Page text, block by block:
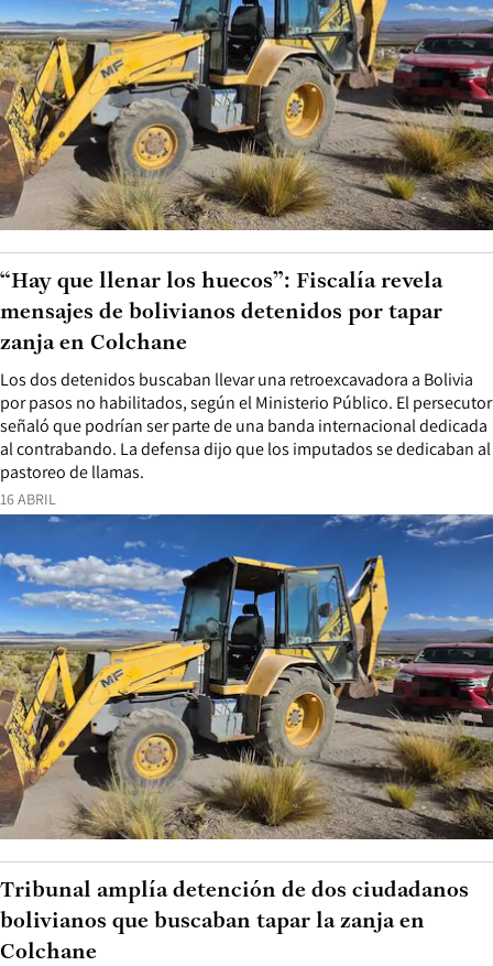
16 ABRIL
Los dos detenidos buscaban llevar una retroexcavadora a Bolivia
por pasos no habilitados, según el Ministerio Público. El persecutor
señaló que podrían ser parte de una banda internacional dedicada
al contrabando. La defensa dijo que los imputados se dedicaban al
pastoreo de llamas.
“Hay que llenar los huecos”: Fiscalía revela
mensajes de bolivianos detenidos por tapar
zanja en Colchane
Tribunal amplía detención de dos ciudadanos
bolivianos que buscaban tapar la zanja en
Colchane